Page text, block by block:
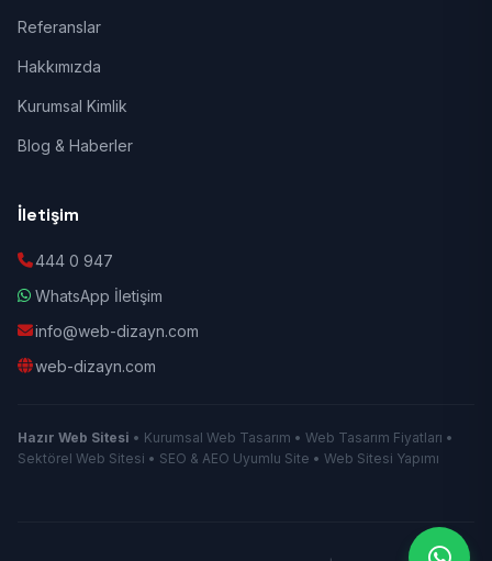
Referanslar
Hakkımızda
Kurumsal Kimlik
Blog & Haberler
İletişim
444 0 947
WhatsApp İletişim
info@web-dizayn.com
web-dizayn.com
Hazır Web Sitesi • Kurumsal Web Tasarım • Web Tasarım Fiyatları •
Sektörel Web Sitesi • SEO & AEO Uyumlu Site • Web Sitesi Yapımı